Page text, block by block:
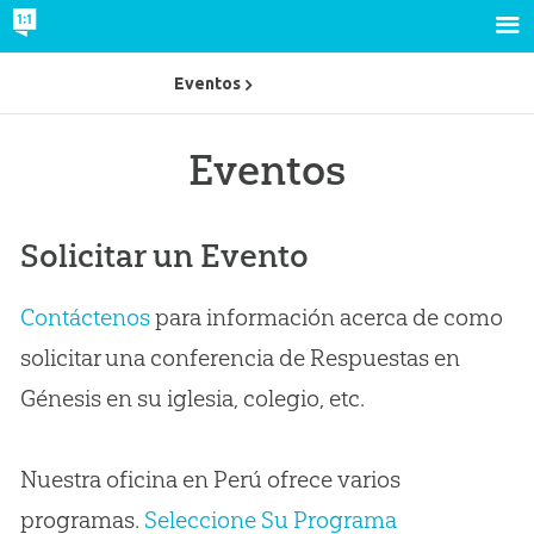
Eventos
Solicitar un Evento
Contáctenospara información acerca de como
solicitar una conferencia de Respuestas en
Génesis en su iglesia, colegio, etc.
Nuestra oficina en Perú ofrece varios
programas. Seleccione Su Programa
Eventos